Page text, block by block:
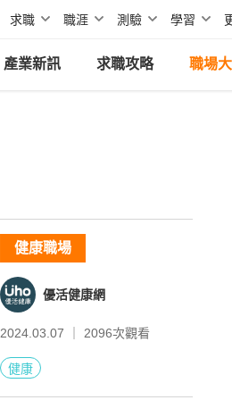
求職 職涯 測驗 學習
產業新訊 求職攻略 職場
健康職場
優活健康網
2024.03.07 ｜ 2096次觀看
健康